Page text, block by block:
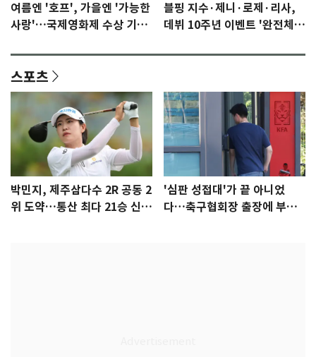
여름엔 '호프', 가을엔 '가능한
사랑'…국제영화제 수상 기대
블핑 지수·제니·로제·리사,
데뷔 10주년 이벤트 '완전체'
스포츠
박민지, 제주삼다수 2R 공동 2
위 도약…통산 최다 21승 신기
'심판 성접대'가 끝 아니었
다…축구협회장 출장에 부인